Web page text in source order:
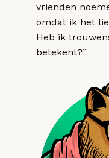
vrienden
omdat ik het
Heb ik
betekent?”